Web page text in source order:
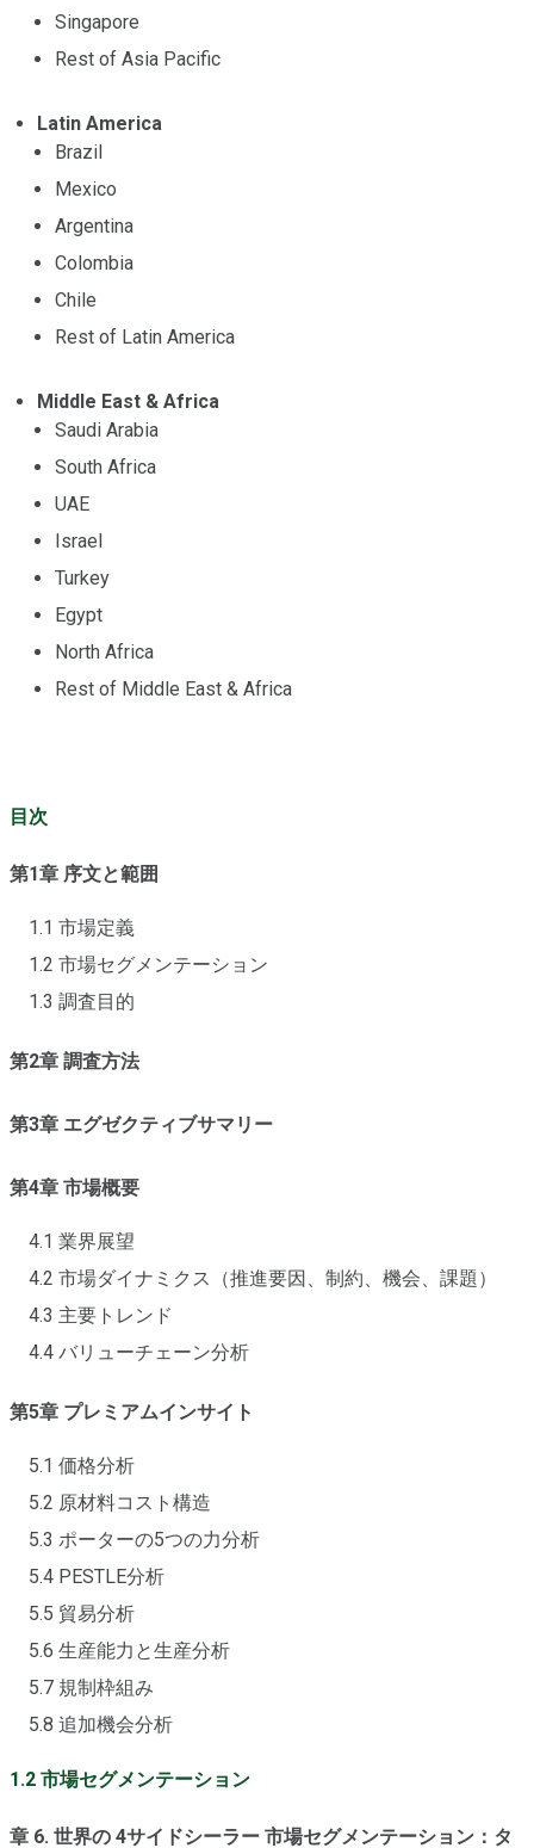
Singapore
Rest of Asia Pacific
Latin America
Brazil
Mexico
Argentina
Colombia
Chile
Rest of Latin America
Middle East & Africa
Saudi Arabia
South Africa
UAE
Israel
Turkey
Egypt
North Africa
Rest of Middle East & Africa
目次
第1章 序文と範囲
1.1 市場定義
1.2 市場セグメンテーション
1.3 調査目的
第2章 調査方法
第3章 エグゼクティブサマリー
第4章 市場概要
4.1 業界展望
4.2 市場ダイナミクス（推進要因、制約、機会、課題）
4.3 主要トレンド
4.4 バリューチェーン分析
第5章 プレミアムインサイト
5.1 価格分析
5.2 原材料コスト構造
5.3 ポーターの5つの力分析
5.4 PESTLE分析
5.5 貿易分析
5.6 生産能力と生産分析
5.7 規制枠組み
5.8 追加機会分析
1.2 市場セグメンテーション
章 6. 世界の 4サイドシーラー 市場セグメンテーション：タ